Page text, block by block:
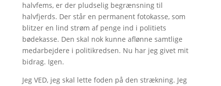
halvfems, er der pludselig begrænsning til
halvfjerds. Der står en permanent fotokasse, som
blitzer en lind strøm af penge ind i politiets
bødekasse. Den skal nok kunne aflønne samtlige
medarbejdere i politikredsen. Nu har jeg givet mit
bidrag. Igen.
Jeg VED, jeg skal lette foden på den strækning. Jeg